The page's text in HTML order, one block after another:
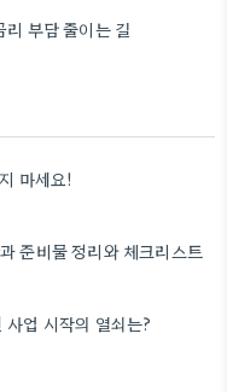
부담 줄이는 길
마세요!
준비물 정리와 체크리스트
업 시작의 열쇠는?